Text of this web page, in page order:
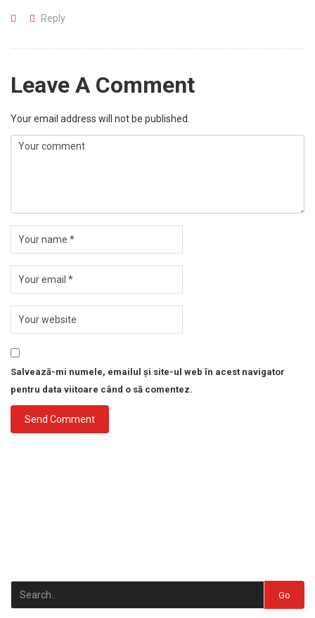
Reply
Leave A Comment
Your email address will not be published.
Salvează-mi numele, emailul și site-ul web în acest navigator
pentru data viitoare când o să comentez.
Go